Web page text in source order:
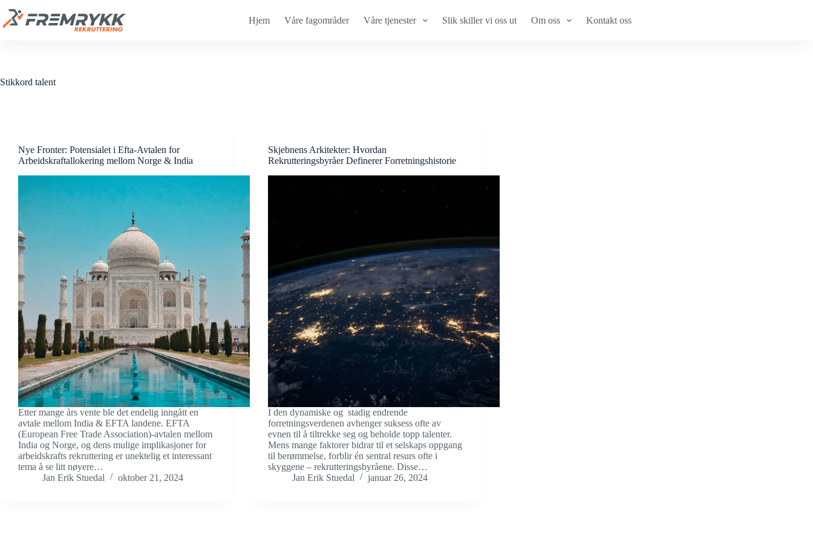
innholdet
Hjem Våre fagområder Våre tjenester Slik skiller vi oss ut Om oss Kontakt oss
Stikkord talent
Nye Fronter: Potensialet i Efta-Avtalen for
Arbeidskraftallokering mellom Norge & India
Etter mange års vente ble det endelig inngått en
avtale mellom India & EFTA landene. EFTA
(European Free Trade Association)-avtalen mellom
India og Norge, og dens mulige implikasjoner for
arbeidskrafts rekruttering er unektelig et interessant
tema å se litt nøyere…
Jan Erik Stuedal
oktober 21, 2024
Skjebnens Arkitekter: Hvordan
Rekrutteringsbyråer Definerer Forretningshistorie
I den dynamiske og stadig endrende
forretningsverdenen avhenger suksess ofte av
evnen til å tiltrekke seg og beholde topp talenter.
Mens mange faktorer bidrar til et selskaps oppgang
til berømmelse, forblir én sentral resurs ofte i
skyggene – rekrutteringsbyråene. Disse…
Jan Erik Stuedal
januar 26, 2024